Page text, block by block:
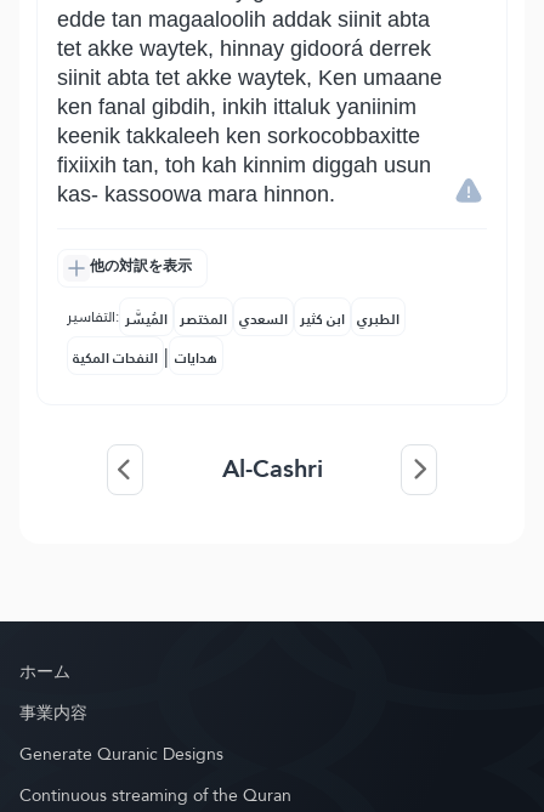
edde tan magaaloolih addak siinit abta
tet akke waytek, hinnay gidoorá derrek
siinit abta tet akke waytek, Ken umaane
ken fanal gibdih, inkih ittaluk yaniinim
keenik takkaleeh ken sorkocobbaxitte
fixiixih tan, toh kah kinnim diggah usun
kas- kassoowa mara hinnon.
他の対訳を表示
التفاسير: المُيسَّر المختصر السعدي ابن كثير الطبري
النفحات المكية | هدايات
Al-Cashri
ホーム
事業内容
Generate Quranic Designs
Continuous streaming of the Quran